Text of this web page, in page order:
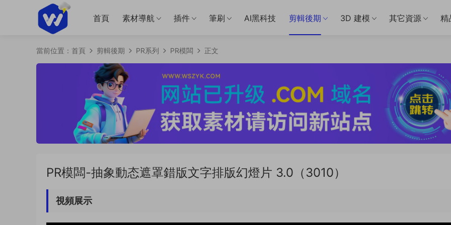
首頁 素材導航 插件 筆刷 AI黑科技 剪輯後期 3D 建模 其它資源 精
當前位置： 首頁 剪輯後期 PR系列 PR模闆 正文
PR模闆-抽象動态遮罩錯版文字排版幻燈片 3.0（3010）
視頻展示